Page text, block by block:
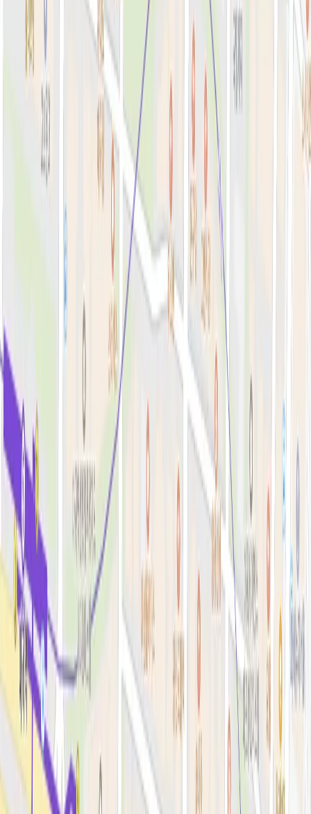
톡신·윤곽
필러·페이스볼륨
리프팅레이저